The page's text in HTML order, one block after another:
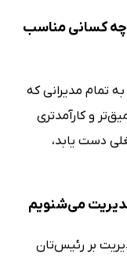
چه کسانی مناسب
تمام مدیرانی که
و کارآمدتری
دست یابد،
می‌شنویم
بر رئیس‌تان